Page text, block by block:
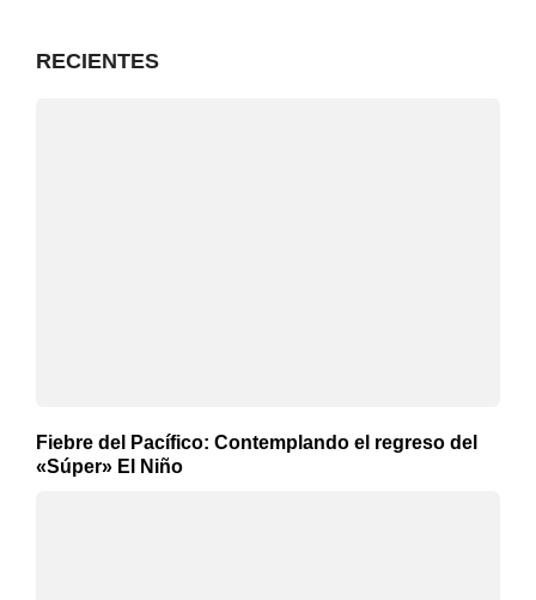
RECIENTES
Fiebre del Pacífico: Contemplando el regreso del
«Súper» El Niño